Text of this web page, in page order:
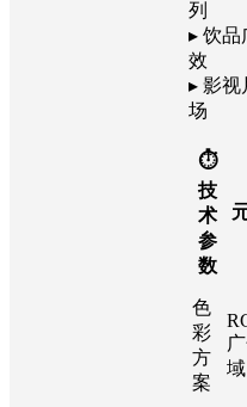
列
▸ 饮品
效
▸ 影视
场
⏱
技
术
参
数
色
彩
方
案
域